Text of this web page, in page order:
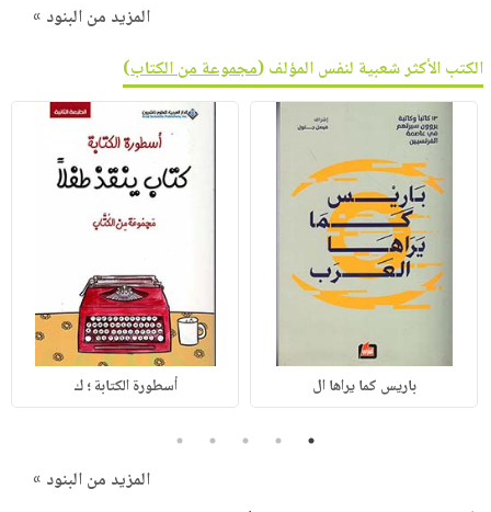
المزيد من البنود »
الكتب الأكثر شعبية لنفس المؤلف (مجموعة من الكتاب)
باريس كما يراها ال أسطورة الكتابة ؛ ك
1
2
3
4
5
المزيد من البنود »